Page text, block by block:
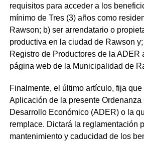
requisitos para acceder a los
mínimo de Tres (3) años como
Rawson; b) ser arrendatario o
productiva en la ciudad de Rawson
Registro de Productores de la ADER
página web de la Municipalidad de
Finalmente, el último artículo, fija
Aplicación de la presente Ordenanza
Desarrollo Económico (ADER) o la
remplace. Dictará la reglamentación
mantenimiento y caducidad de los